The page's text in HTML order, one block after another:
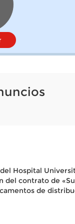
Hospital
contrato de
de